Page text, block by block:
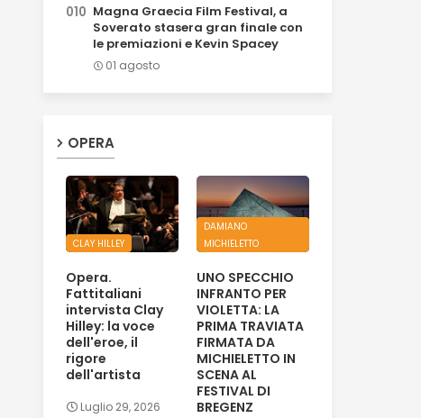
Magna Graecia Film Festival, a
Soverato stasera gran finale con
le premiazioni e Kevin Spacey
01 agosto
OPERA
CLAY HILLEY
Opera.
Fattitaliani
intervista Clay
Hilley: la voce
dell'eroe, il
rigore
dell'artista
Luglio 29, 2026
DAMIANO
MICHIELETTO
UNO SPECCHIO
INFRANTO PER
VIOLETTA: LA
PRIMA TRAVIATA
FIRMATA DA
MICHIELETTO IN
SCENA AL
FESTIVAL DI
BREGENZ